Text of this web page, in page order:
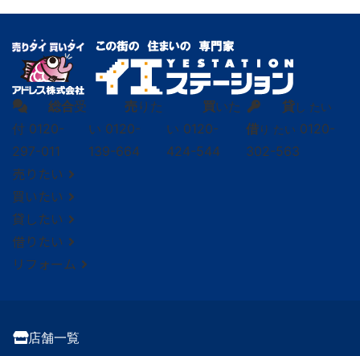
総合受
付 0120-
297-011
売りた
い 0120-
139-664
買いた
い 0120-
424-544
貸し たい
借り たい 0120-
302-563
売りたい
買いたい
貸したい
借りたい
リフォーム
店舗一覧